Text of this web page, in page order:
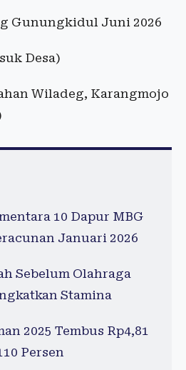
Gunungkidul Juni 2026
Desa)
Wiladeg, Karangmojo
10 Dapur MBG
Januari 2026
Sebelum Olahraga
Stamina
2025 Tembus Rp4,81
Persen